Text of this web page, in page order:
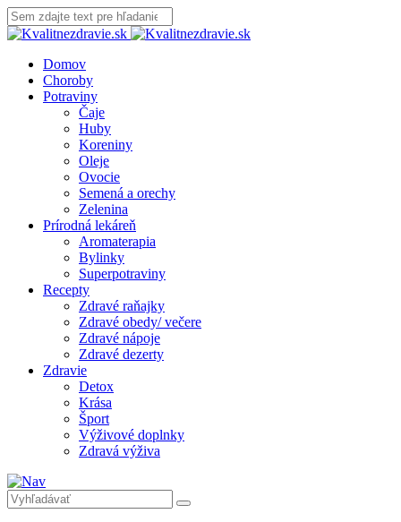
Domov
Choroby
Potraviny
Čaje
Huby
Koreniny
Oleje
Ovocie
Semená a orechy
Zelenina
Prírodná lekáreň
Aromaterapia
Bylinky
Superpotraviny
Recepty
Zdravé raňajky
Zdravé obedy/ večere
Zdravé nápoje
Zdravé dezerty
Zdravie
Detox
Krása
Šport
Výživové doplnky
Zdravá výživa